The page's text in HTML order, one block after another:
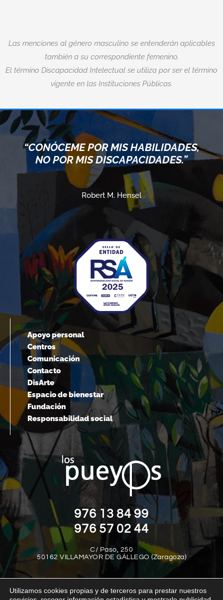
Las menciones al género masculino se entenderán aplicables
también a su correspondiente femenino.
El término Discapacidad Intelectual se utiliza por ser el término
vigente en las Instituciones Públicas.
“CONÓCEME POR MIS HABILIDADES,
NO POR MIS DISCAPACIDADES.”
Robert M. Hensel
Apoyo personal
Centros
Comunicación
Contacto
DisArte
Espacio de bienestar
Fundación
Responsabilidad social
976 13 84 99
976 57 02 44
C/ Paso, 250
50162 VILLAMAYOR DE GÁLLEGO (Zaragoza)
Utilizamos cookies propias y de terceros para prestar nuestros